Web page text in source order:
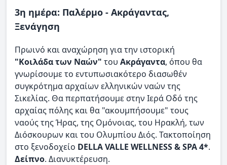
3η ημέρα: Παλέρμο - Ακράγαντας,
Ξενάγηση
Πρωινό και αναχώρηση για την ιστορική
"Κοιλάδα των Ναών" του Ακράγαντα, όπου θα
γνωρίσουμε το εντυπωσιακότερο διασωθέν
συγκρότημα αρχαίων ελληνικών ναών της
Σικελίας. Θα περπατήσουμε στην Ιερά Οδό της
αρχαίας πόλης και θα "ακουμπήσουμε" τους
ναούς της Ήρας, της Ομόνοιας, του Ηρακλή, των
Διόσκουρων και του Ολυμπίου Διός. Τακτοποίηση
στο ξενοδοχείο DELLA VALLE WELLNESS & SPA4*.
Δείπνο. Διανυκτέρευση.